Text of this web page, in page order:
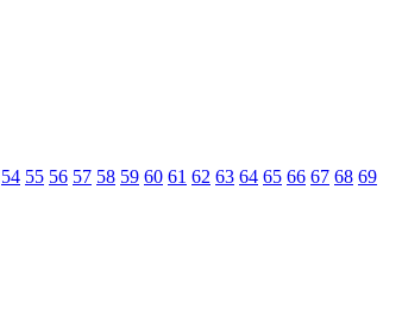
54 55 56 57 58 59 60 61 62 63 64 65 66 67 68 69